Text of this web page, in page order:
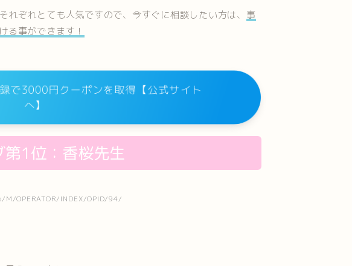
ぞれとても人気ですので、今すぐに相談したい方は、 事
る事ができます！
で3000円クーポンを取得【公式サイト
へ】
1位：香桜先生
OPERATOR/INDEX/OPID/94/